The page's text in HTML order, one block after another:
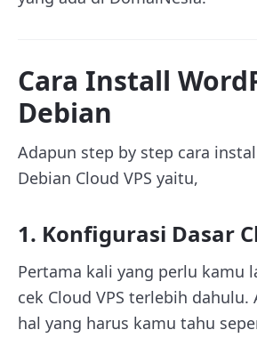
Cara Install
Debian
Adapun step by step cara
Debian Cloud VPS yaitu,
1. Konfigurasi Dasar
Pertama kali yang perlu kamu
cek Cloud VPS terlebih dahulu.
hal yang harus kamu tahu